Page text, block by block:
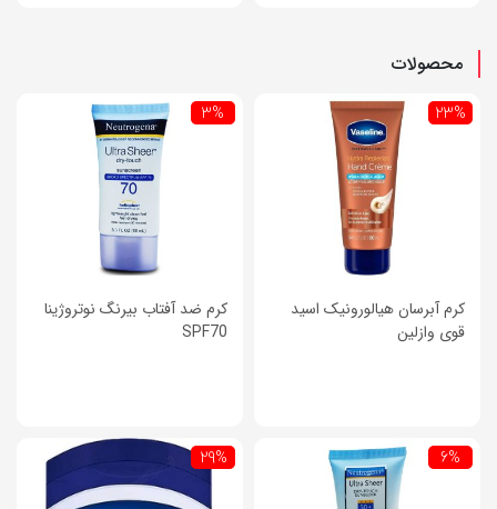
محصولات
23%
کرم آبرسان هیالورونیک اسید
قوی وازلین
3%
کرم ضد آفتاب بیرنگ نوتروژینا
SPF70
6%
29%